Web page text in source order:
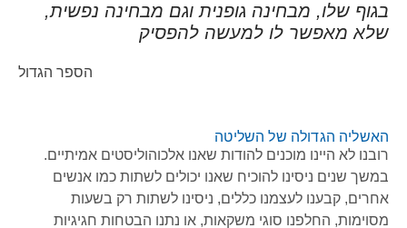
בגוף שלו, מבחינה גופנית וגם מבחינה נפשית,
שלא מאפשר לו למעשה להפסיק
הספר הגדול
האשליה הגדולה של השליטה
רובנו לא היינו מוכנים להודות שאנו אלכוהוליסטים אמיתיים.
במשך שנים ניסינו להוכיח שאנו יכולים לשתות כמו אנשים
אחרים, קבענו לעצמנו כללים, ניסינו לשתות רק בשעות
מסוימות, החלפנו סוגי משקאות, או נתנו הבטחות חגיגיות